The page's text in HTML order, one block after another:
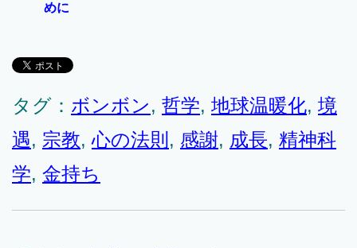
めに
タグ： ボンボン, 哲学, 地球温暖化, 境
遇, 宗教,心の法則 , 感謝, 成長, 精神科
学, 金持ち